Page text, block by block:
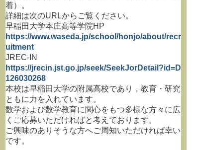
着）。
詳細は次のURLからご覧ください。
早稲田大学本庄高等学院HP
https://www.waseda.jp/school/honjo/about/recr
uitment
JREC-IN
https://jrecin.jst.go.jp/seek/SeekJorDetail?id=D
126030268
本校は早稲田大学の附属高校であり，教育・研究
ともに力を入れています。
数学および数学教育に関心をもつ多様な方々に広
くご応募いただければと考えております。
ご興味のありそうな方へご周知いただければ幸い
です。